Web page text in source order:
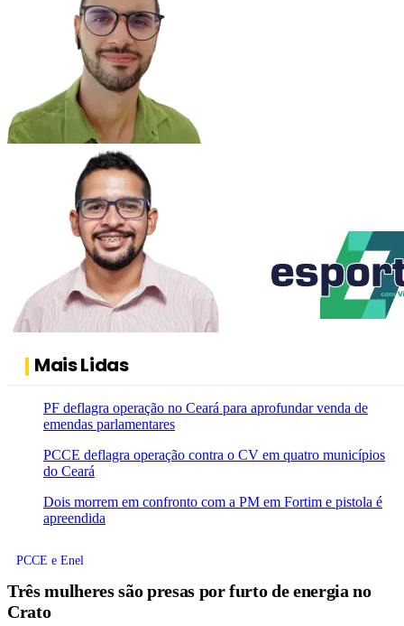
Mais Lidas
PF deflagra operação no Ceará para aprofundar venda de
emendas parlamentares
PCCE deflagra operação contra o CV em quatro municípios
do Ceará
Dois morrem em confronto com a PM em Fortim e pistola é
apreendida
PCCE e Enel
Três mulheres são presas por furto de energia no
Crato